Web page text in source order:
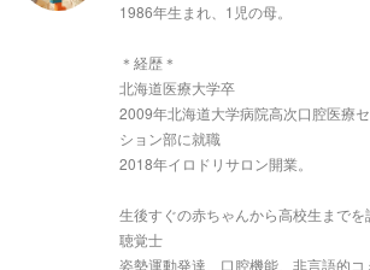
1986年生まれ、1児の母。
＊経歴＊
北海道医療大学卒
2009年北海道大学病院高次口腔医療
ション部に就職
2018年イロドリサロン開業。
生後すぐの赤ちゃんから高校生まで
聴覚士
姿勢運動発達、口腔機能、非言語的